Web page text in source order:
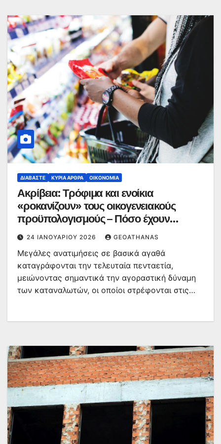
ΔΙΑΒΆΣΤΕ ΚΥΡΙΑ ΑΡΘΡΑ ΟΙΚΟΝΟΜΊΑ
Ακρίβεια: Τρόφιμα και ενοίκια
«ροκανίζουν» τους οικογενειακούς
προϋπολογισμούς – Πόσο έχουν
αυξηθεί την τελευταία πενταετία
24 ΙΑΝΟΥΑΡΊΟΥ 2026 GEOATHANAS
Μεγάλες ανατιμήσεις σε βασικά αγαθά
καταγράφονται την τελευταία πενταετία,
μειώνοντας σημαντικά την αγοραστική δύναμη
των καταναλωτών, οι οποίοι στρέφονται στις…